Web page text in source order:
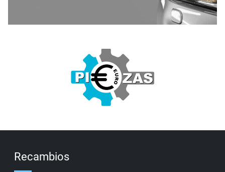
Recambios